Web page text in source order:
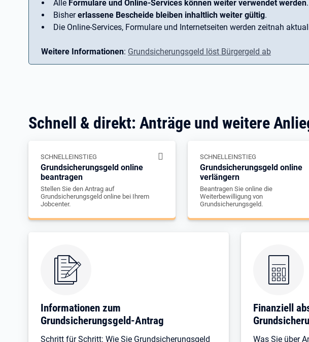
Alle Formulare und Online-Services können weiter verwendet werden.
Bishererlassene Bescheide bleiben inhaltlich weiter gültig.
Die Online-Services, Formulare und Internetseiten werden zeitnah
Weitere Informationen: Grundsicherungsgeld löst Bürgergeld ab
Schnell & direkt: Anträge und weitere
SCHNELLEINSTIEG
Grundsicherungsgeld online
beantragen
Stellen Sie den Antrag auf
Grundsicherungsgeld online bei Ihrem
Jobcenter.
SCHNELLEINSTIEG
Grundsicherungsgeld online
verlängern
Beantragen Sie online die
Weiterbewilligung von
Grundsicherungsgeld.
Informationen zum
Grundsicherungsgeld-Antrag
Schritt für Schritt: Wie Sie Grundsicherungsgeld
Finanziell
Was Sie über